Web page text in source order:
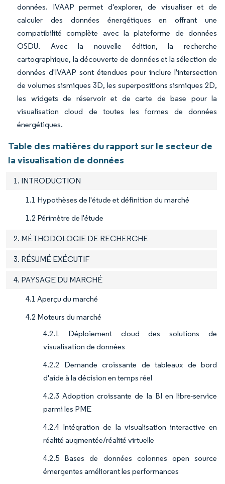
données. IVAAP permet d'explorer, de visualiser et de
calculer des données énergétiques en offrant une
compatibilité complète avec la plateforme de données
OSDU. Avec la nouvelle édition, la recherche
cartographique, la découverte de données et la sélection de
données d'IVAAP sont étendues pour inclure l'intersection
de volumes sismiques 3D, les superpositions sismiques 2D,
les widgets de réservoir et de carte de base pour la
visualisation cloud de toutes les formes de données
énergétiques.
Table des matières du rapport sur le secteur de
la visualisation de données
1. INTRODUCTION
1.1 Hypothèses de l'étude et définition du marché
1.2 Périmètre de l'étude
2. MÉTHODOLOGIE DE RECHERCHE
3. RÉSUMÉ EXÉCUTIF
4. PAYSAGE DU MARCHÉ
4.1 Aperçu du marché
4.2 Moteurs du marché
4.2.1 Déploiement cloud des solutions de
visualisation de données
4.2.2 Demande croissante de tableaux de bord
d'aide à la décision en temps réel
4.2.3 Adoption croissante de la BI en libre-service
parmi les PME
4.2.4 Intégration de la visualisation interactive en
réalité augmentée/réalité virtuelle
4.2.5 Bases de données colonnes open source
émergentes améliorant les performances